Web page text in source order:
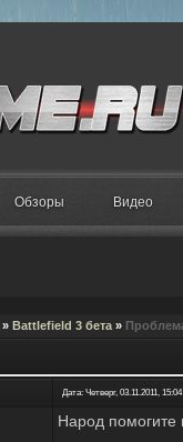
Обзоры Видео
» Battlefield 3 бета »
Дата: Четверг, 03.11.2011,
Народ помогите